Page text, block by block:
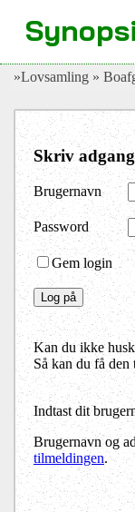
»Lovsamling »
Skriv
Brugernavn
Password
Gem login
Kan du ikke
Så kan du få
Indtast dit
Brugernavn og
tilmeldingen.